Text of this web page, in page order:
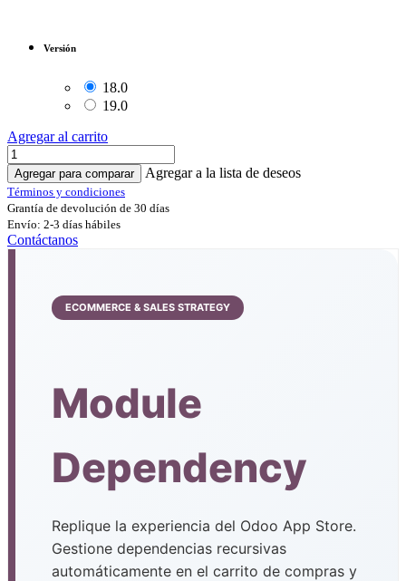
Versión
18.0
19.0
Agregar al carrito
Agregar para comparar Agregar a la lista de deseos
Términos y condiciones
Grantía de devolución de 30 días
Envío: 2-3 días hábiles
Contáctanos
ECOMMERCE & SALES STRATEGY
Module
Dependency
Replique la experiencia del Odoo App Store.
Gestione dependencias recursivas
automáticamente en el carrito de compras y